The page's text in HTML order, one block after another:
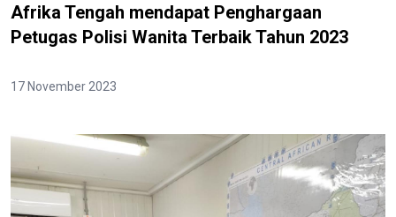
Afrika Tengah mendapat Penghargaan
Petugas Polisi Wanita Terbaik Tahun 2023
17 November 2023